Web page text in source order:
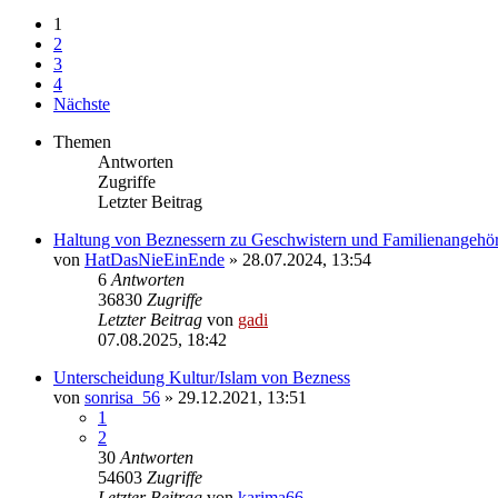
1
2
3
4
Nächste
Themen
Antworten
Zugriffe
Letzter Beitrag
Haltung von Beznessern zu Geschwistern und
von HatDasNieEinEnde » 28.07.2024, 13:54
6 Antworten
36830 Zugriffe
Letzter Beitrag von gadi
07.08.2025, 18:42
Unterscheidung Kultur/Islam von Bezness
von sonrisa_56 » 29.12.2021, 13:51
1
2
30 Antworten
54603 Zugriffe